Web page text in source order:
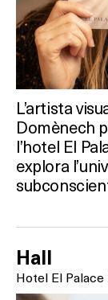
L’artista
Domènech
l’hotel El
explora
Hall
Hotel El Palace